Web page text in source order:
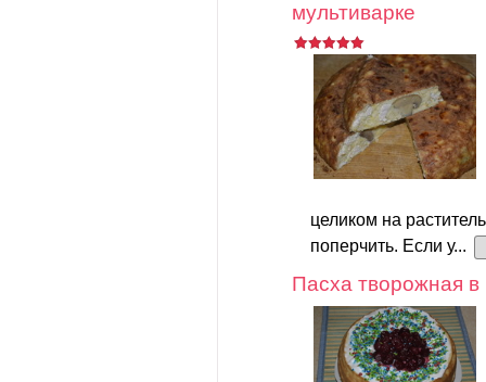
мультиварке
целиком на
поперчить. Если у...
Пасха творожная в